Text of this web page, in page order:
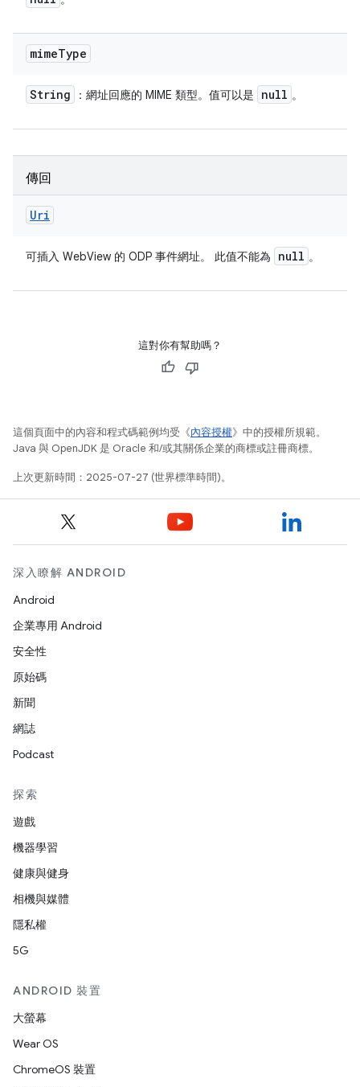
mimeType
String ：網址回應的 MIME 類型。值可以是 null 。
傳回
Uri
可插入 WebView 的 ODP 事件網址。 此值不能為 null 。
這對你有幫助嗎？
這個頁面中的內容和程式碼範例均受《內容授權》中的授權所規範。
Java 與 OpenJDK 是 Oracle 和/或其關係企業的商標或註冊商標。
上次更新時間：2025-07-27 (世界標準時間)。
深入瞭解 ANDROID
Android
企業專用 Android
安全性
原始碼
新聞
網誌
Podcast
探索
遊戲
機器學習
健康與健身
相機與媒體
隱私權
5G
ANDROID 裝置
大螢幕
Wear OS
ChromeOS 裝置